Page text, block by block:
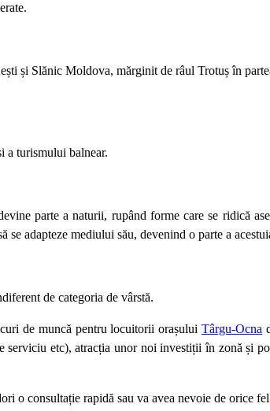
și Slănic Moldova, mărginit de râul Trotuș în
a turismului balnear.
parte a naturii, rupând forme care se ridică
adapteze mediului său, devenind o parte a
de categoria de vârstă.
de muncă pentru locuitorii orașului Târgu-Ocna
etc), atracția unor noi investiții în zonă și
consultație rapidă sau va avea nevoie de orice